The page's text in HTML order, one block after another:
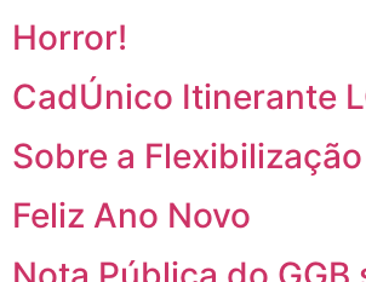
Horror!
CadÚnico Itinerante
Sobre a
Feliz Ano Novo